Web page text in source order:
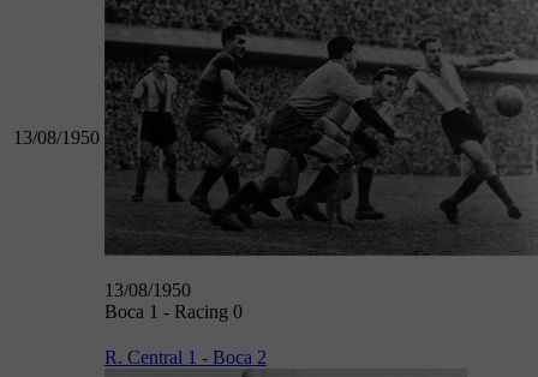
13/08/1950
13/08/1950
Boca 1 - Racing 0
R. Central 1 - Boca 2